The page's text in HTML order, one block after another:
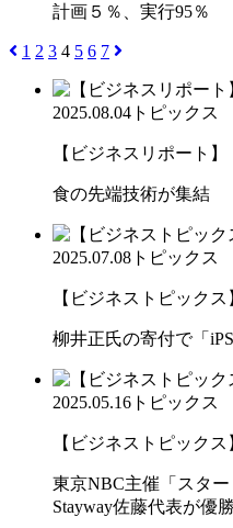
計画５％、実行95％
1 2 3 4 5 6 7
2025.08.04 トピックス
【ビジネスリポート】
食の先端技術が集結
2025.07.08 トピックス
【ビジネストピックス
柳井正氏の寄付で「
2025.05.16 トピックス
【ビジネストピックス
東京NBC主催「スタ
Stayway佐藤代表が優勝